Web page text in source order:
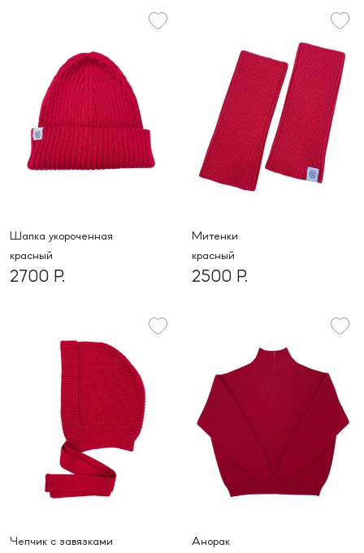
шапка укороченная
красный
2700 Р.
митенки
красный
2500 Р.
Чепчик с завязками
Анорак